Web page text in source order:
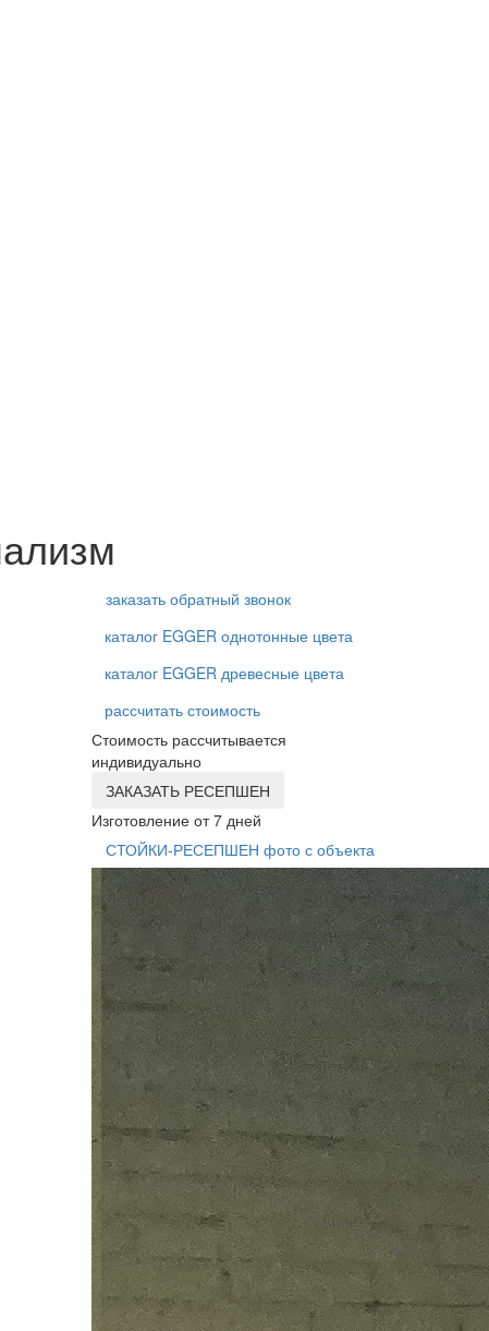
заказать обратный звонок
каталог EGGER однотонные цвета
каталог EGGER древесные цвета
рассчитать стоимость
Стоимость рассчитывается
индивидуально
ЗАКАЗАТЬ РЕСЕПШЕН
Изготовление от 7 дней
СТОЙКИ-РЕСЕПШЕН фото с объекта